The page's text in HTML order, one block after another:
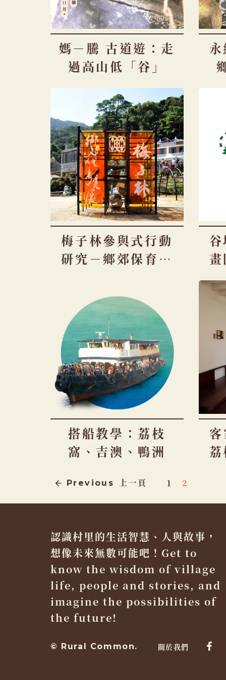
媽－騰 古道遊：走
過高山低「谷」
梅子林參與式行動
研究－鄉郊保育及
搭船教學：荔枝
窩、吉澳、鴨洲
故
事
覽
列
上一頁
Previous 1 2
認識村里的生活智慧、人與故事，
想像未來無數可能吧！Get to
know the wisdom of village
life, people and stories, and
imagine the possibilities of
the future!
關於我們
© Rural Common.